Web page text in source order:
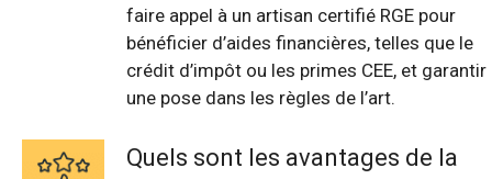
faire appel à un artisan certifié RGE pour
bénéficier d’aides financières, telles que le
crédit d’impôt ou les primes CEE, et garantir
une pose dans les règles de l’art.
Quels sont les avantages de la